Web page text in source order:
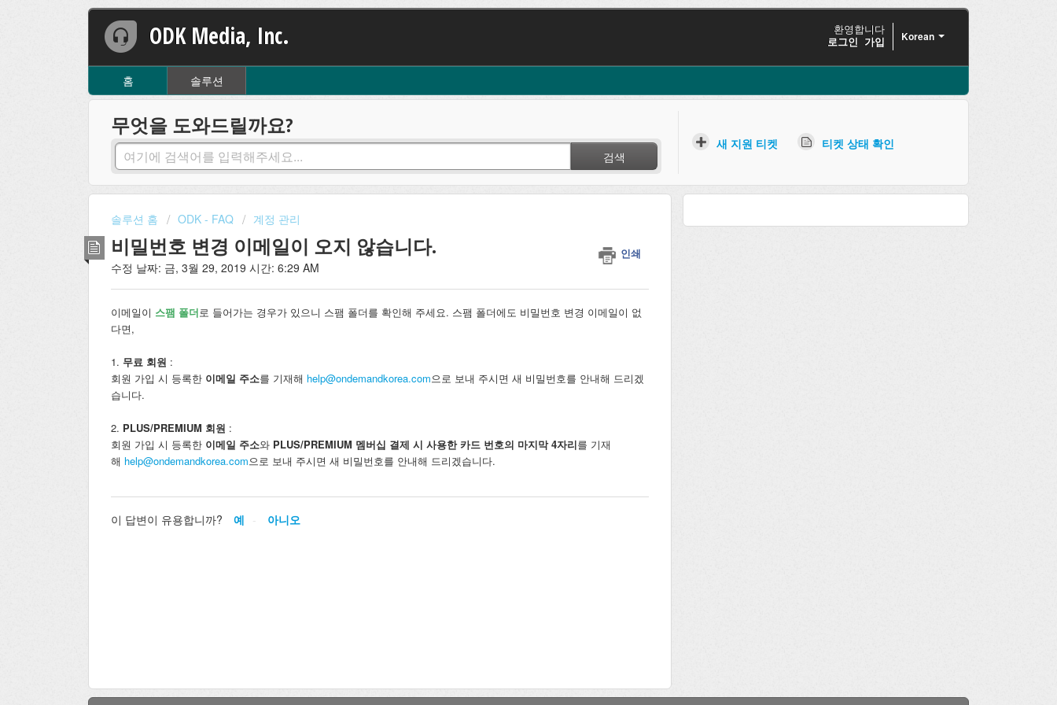
ODK Media, Inc. Korean
환영합니다
로그인 가입
홈 솔루션
무엇을 도와드릴까요?
검색
새 지원 티켓 티켓 상태 확인
솔루션 홈 ODK - FAQ 계정 관리
비밀번호 변경 이메일이 오지 않습니다. 인쇄
수정 날짜: 금, 3월 29, 2019 시간: 6:29 AM
이메일이 스팸 폴더로 들어가는 경우가 있으니 스팸 폴더를 확인해 주세요. 스팸 폴더에도 비밀번호 변경 이메일이 없
다면,
1. 무료 회원 :
회원 가입 시 등록한 이메일 주소를 기재해 help@ondemandkorea.com으로 보내 주시면 새 비밀번호를 안내해 드리겠
습니다.
2. PLUS/PREMIUM 회원 :
회원 가입 시 등록한 이메일 주소와 PLUS/PREMIUM 멤버십 결제 시 사용한 카드 번호의 마지막 4자리를 기재
해 help@ondemandkorea.com으로 보내 주시면 새 비밀번호를 안내해 드리겠습니다.
이 답변이 유용합니까? 예 아니오